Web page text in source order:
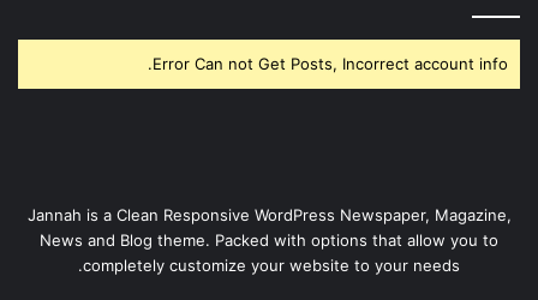
Error Can not Get Posts, Incorrect account info.
Jannah is a Clean Responsive WordPress Newspaper, Magazine,
News and Blog theme. Packed with options that allow you to
completely customize your website to your needs.